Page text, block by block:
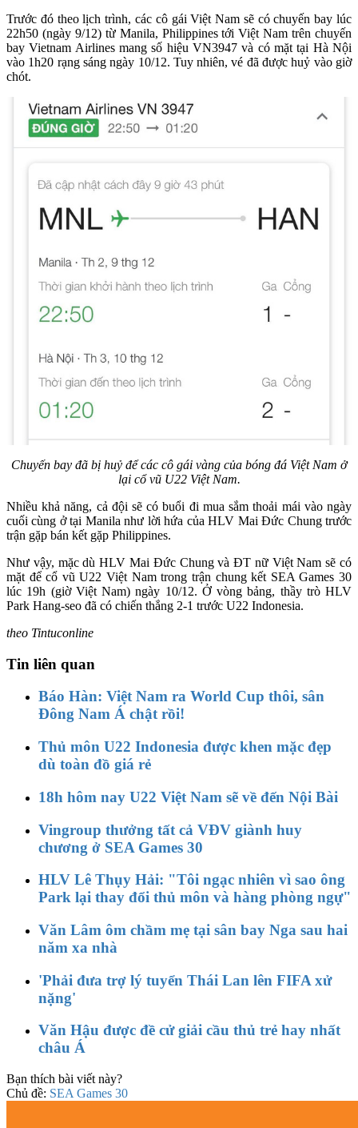
Trước đó theo lịch trình, các cô gái Việt Nam sẽ có chuyến bay lúc
22h50 (ngày 9/12) từ Manila, Philippines tới Việt Nam trên chuyến
bay Vietnam Airlines mang số hiệu VN3947 và có mặt tại Hà Nội
vào 1h20 rạng sáng ngày 10/12. Tuy nhiên, vé đã được huỷ vào giờ
chót.
Chuyến bay đã bị huỷ để các cô gái vàng của bóng đá Việt Nam ở
lại cổ vũ U22 Việt Nam.
Nhiều khả năng, cả đội sẽ có buổi đi mua sắm thoải mái vào ngày
cuối cùng ở tại Manila như lời hứa của HLV Mai Đức Chung trước
trận gặp bán kết gặp Philippines.
Như vậy, mặc dù HLV Mai Đức Chung và ĐT nữ Việt Nam sẽ có
mặt để cổ vũ U22 Việt Nam trong trận chung kết SEA Games 30
lúc 19h (giờ Việt Nam) ngày 10/12. Ở vòng bảng, thầy trò HLV
Park Hang-seo đã có chiến thắng 2-1 trước U22 Indonesia.
theo Tintuconline
Tin liên quan
Báo Hàn: Việt Nam ra World Cup thôi, sân
Đông Nam Á chật rồi!
Thủ môn U22 Indonesia được khen mặc đẹp
dù toàn đồ giá rẻ
18h hôm nay U22 Việt Nam sẽ về đến Nội Bài
Vingroup thưởng tất cả VĐV giành huy
chương ở SEA Games 30
HLV Lê Thụy Hải: "Tôi ngạc nhiên vì sao ông
Park lại thay đổi thủ môn và hàng phòng ngự"
Văn Lâm ôm chầm mẹ tại sân bay Nga sau hai
năm xa nhà
'Phải đưa trợ lý tuyển Thái Lan lên FIFA xử
nặng'
Văn Hậu được đề cử giải cầu thủ trẻ hay nhất
châu Á
Bạn thích bài viết này?
Chủ đề: SEA Games 30